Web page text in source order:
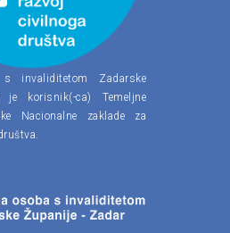
invaliditetom Zadarske
je korisnik(-ca) Temeljne
Nacionalne zaklade za